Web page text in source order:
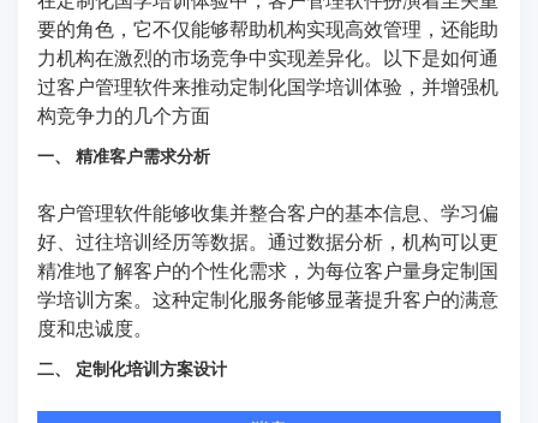
要的角色，它不仅能够帮助机构实现高效管理，还能助
力机构在激烈的市场竞争中实现差异化。以下是如何通
过客户管理软件来推动定制化国学培训体验，并增强机
构竞争力的几个方面
一、 精准客户需求分析
客户管理软件能够收集并整合客户的基本信息、学习偏
好、过往培训经历等数据。通过数据分析，机构可以更
精准地了解客户的个性化需求，为每位客户量身定制国
学培训方案。这种定制化服务能够显著提升客户的满意
度和忠诚度。
二、 定制化培训方案设计